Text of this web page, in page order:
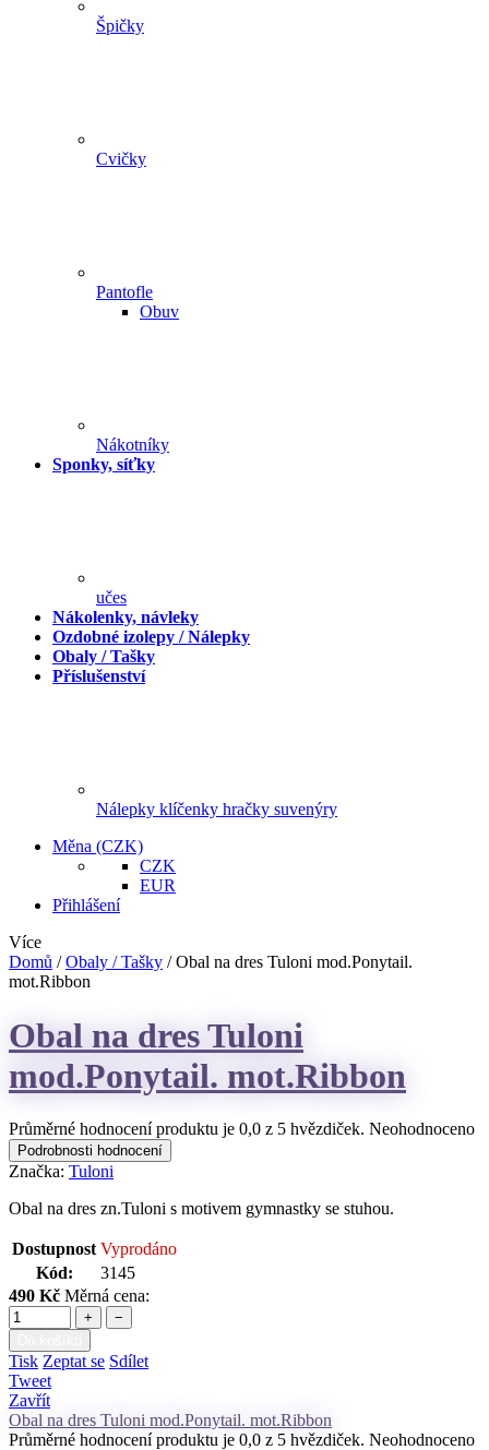
Špičky
Cvičky
Pantofle
Obuv
Nákotníky
Sponky, síťky
učes
Nákolenky, návleky
Ozdobné izolepy / Nálepky
Obaly / Tašky
Příslušenství
Nálepky klíčenky hračky suvenýry
Měna (CZK)
CZK
EUR
Přihlášení
Více
Domů / Obaly / Tašky / Obal na dres Tuloni mod.Ponytail.
mot.Ribbon
Obal na dres Tuloni
mod.Ponytail. mot.Ribbon
Průměrné hodnocení produktu je 0,0 z 5 hvězdiček. Neohodnoceno
Podrobnosti hodnocení
Značka: Tuloni
Obal na dres zn.Tuloni s motivem gymnastky se stuhou.
Dostupnost Vyprodáno
Kód:
3145
490 Kč Měrná cena:
+
−
Tisk Zeptat se Sdílet
Tweet
Zavřít
Obal na dres Tuloni mod.Ponytail. mot.Ribbon
Průměrné hodnocení produktu je 0,0 z 5 hvězdiček. Neohodnoceno